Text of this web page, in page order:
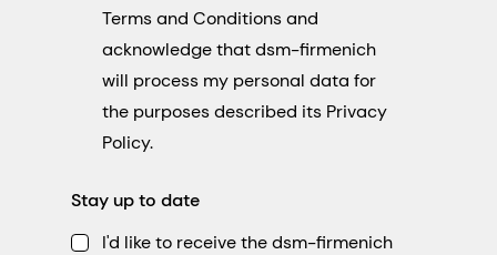
Terms and Conditions and
acknowledge that dsm-firmenich
will process my personal data for
the purposes described its Privacy
Policy.
Stay up to date
I'd like to receive the dsm-firmenich